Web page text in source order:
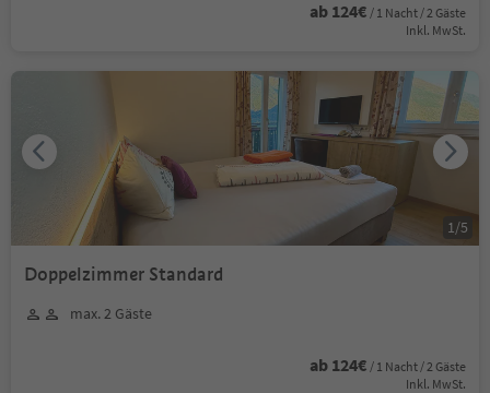
ab 124€ / 1 Nacht / 2 Gäste
Inkl. MwSt.
Doppelzimmer Standard
max. 2 Gäste
ab 124€ / 1 Nacht / 2 Gäste
Inkl. MwSt.
1/5